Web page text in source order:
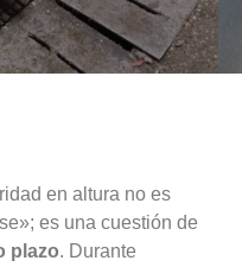
en altura no es
es una cuestión de
plazo. Durante